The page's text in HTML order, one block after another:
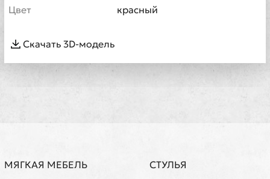
Цвет
красный
Скачать 3D-модель
МЯГКАЯ МЕБЕЛЬ
СТУЛЬЯ